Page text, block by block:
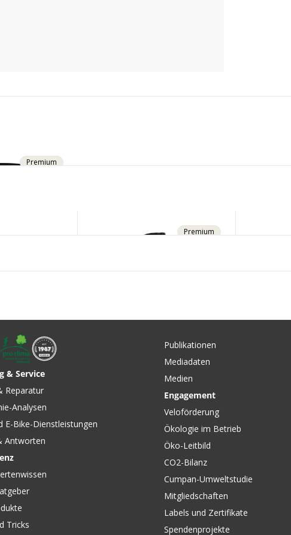
Premium
von
Herren-
von GIRO
Premium
TRAIL CRAFT Herren-
Windweste Black von
PATAGONIA
& Service
Reparatur
Analysen
E-Bike-Dienstleistungen
Antworten
Tricks
Publikationen
Mediadaten
Medien
Engagement
Veloförderung
Ökologie im Betrieb
Öko-Leitbild
CO2-Bilanz
Cumpan-Umweltstudie
Mitgliedschaften
Labels und Zertifikate
Spendenprojekte